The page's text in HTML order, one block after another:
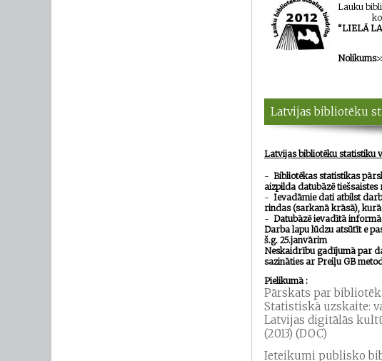
Lauku
“LIELĀ
Nolikums
Latvijas bibliotēku
Latvijas bibliotēku statistiku
- Bibliotēkas statistikas
aizpilda datubāzē
- Ievadāmie dati atbilst
rindas (sarkanā krāsā),
- Datubāzē ievadītā
Darba lapu lūdzu atsūtīte
š.g. 25.janvārim
Neskaidrību gadījumā par
sazināties ar Preiļu GB
Pielikumā :
Pārskats par
Statistiskā uzskaite:
Latvijas digitālās
(2013) (DOC)
Ieteikumi publisko